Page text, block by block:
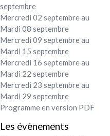
septembre
Mercredi 02 septembre au
Mardi 08 septembre
Mercredi 09 septembre au
Mardi 15 septembre
Mercredi 16 septembre au
Mardi 22 septembre
Mercredi 23 septembre au
Mardi 29 septembre
Programme en version PDF
Les évènements